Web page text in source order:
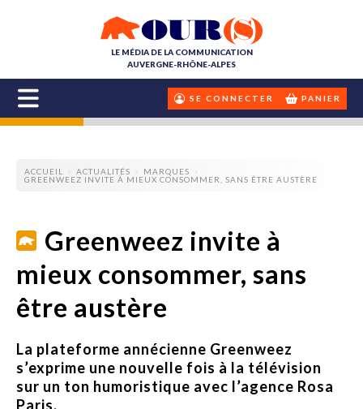
LE MÉDIA DE LA COMMUNICATION
AUVERGNE-RHÔNE-ALPES
SE CONNECTER PANIER
ACCUEIL ACTUALITÉS
MARQUES
GREENWEEZ INVITE À MIEUX CONSOMMER, SANS ÊTRE AUSTÈRE
Greenweez invite à
mieux consommer, sans
être austère
La plateforme annécienne Greenweez
s’exprime une nouvelle fois à la télévision
sur un ton humoristique avec l’agence Rosa
Paris.